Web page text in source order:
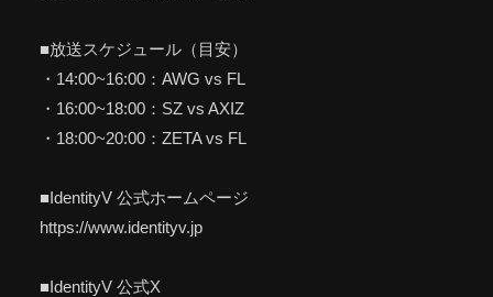
■放送スケジュール（目安）
・14:00~16:00：AWG vs FL
・16:00~18:00：SZ vs AXIZ
・18:00~20:00：ZETA vs FL
■IdentityV 公式ホームページ
https://www.identityv.jp
■IdentityV 公式X